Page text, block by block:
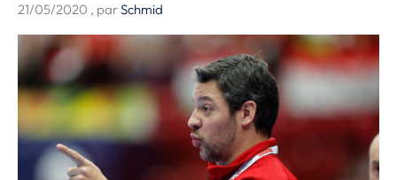
21/05/2020 , parSchmid